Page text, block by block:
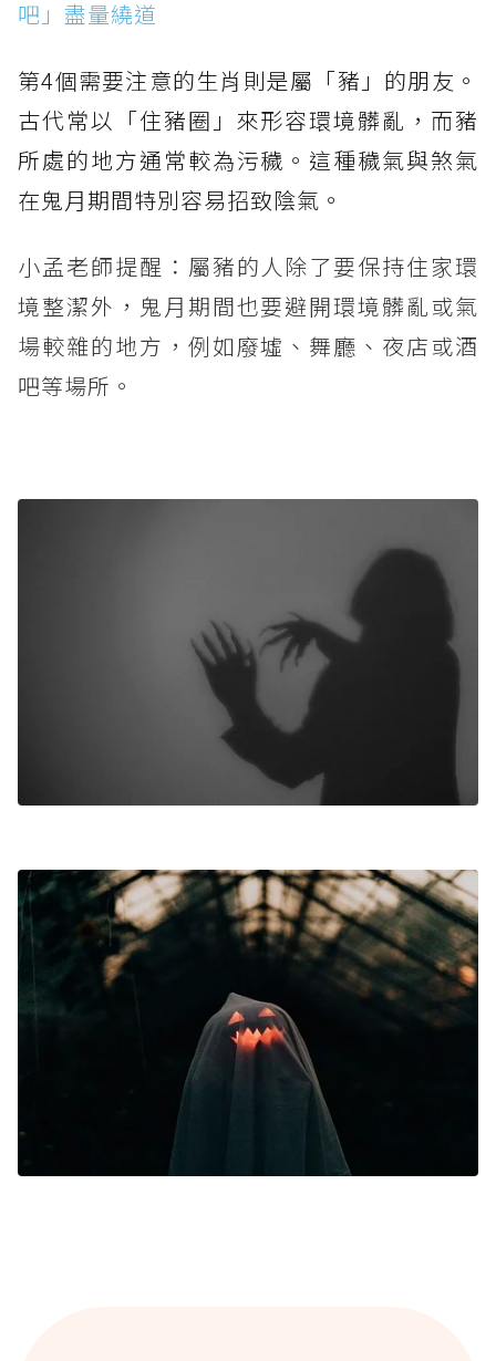
吧」盡量繞道
第4個需要注意的生肖則是屬「豬」的朋友。
古代常以「住豬圈」來形容環境髒亂，而豬
所處的地方通常較為污穢。這種穢氣與煞氣
在鬼月期間特別容易招致陰氣。
小孟老師提醒：屬豬的人除了要保持住家環
境整潔外，鬼月期間也要避開環境髒亂或氣
場較雜的地方，例如廢墟、舞廳、夜店或酒
吧等場所。